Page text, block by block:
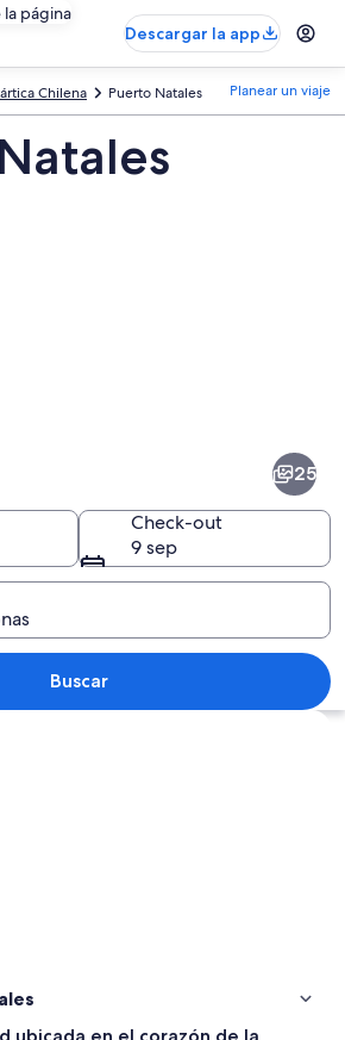
la página
Descargar la app
Chilena Puerto Natales Planear un viaje
Un muelle de madera largo y recto
25
Check-out
9 sep
Buscar
ubicada en el corazón de la